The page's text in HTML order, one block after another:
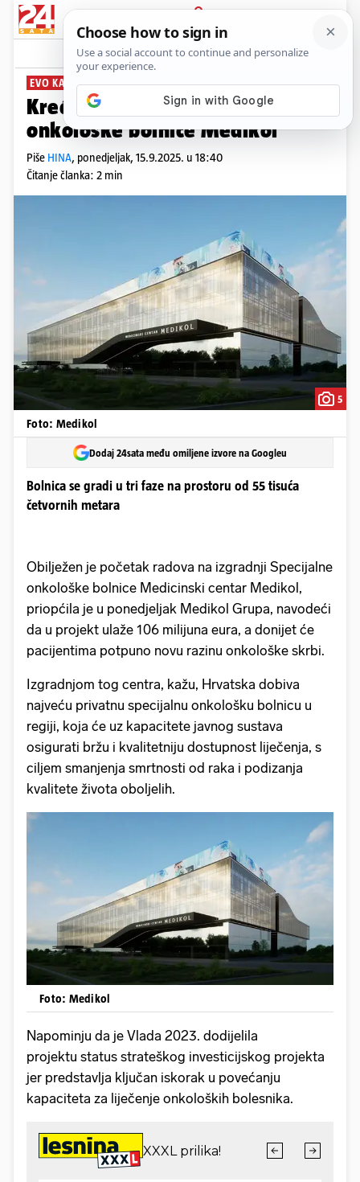
PRIJAVA
News Komentari
EVO KAKO ĆE IZGLEDATI
Kreće izgradnja Specijalne
onkološke bolnice Medikol
Piše HINA, ponedjeljak, 15.9.2025. u 18:40
Čitanje članka: 2 min
5
Foto: Medikol
Dodaj 24sata među omiljene izvore na Googleu
Bolnica se gradi u tri faze na prostoru od 55 tisuća
četvornih metara
Obilježen je početak radova na izgradnji Specijalne
onkološke bolnice Medicinski centar Medikol,
priopćila je u ponedjeljak Medikol Grupa, navodeći
da u projekt ulaže 106 milijuna eura, a donijet će
pacijentima potpuno novu razinu onkološke skrbi.
Izgradnjom tog centra, kažu, Hrvatska dobiva
najveću privatnu specijalnu onkološku bolnicu u
regiji, koja će uz kapacitete javnog sustava
osigurati bržu i kvalitetniju dostupnost liječenja, s
ciljem smanjenja smrtnosti od raka i podizanja
kvalitete života oboljelih.
Foto: Medikol
Napominju da je Vlada 2023. dodijelila
projektu status strateškog investicijskog projekta
jer predstavlja ključan iskorak u povećanju
kapaciteta za liječenje onkoloških bolesnika.